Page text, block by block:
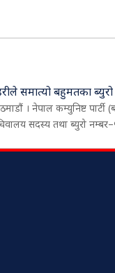
समात्यो बहुमतका ब्युरो
। नेपाल कम्युनिष्ट पार्टी
सदस्य तथा ब्युरो